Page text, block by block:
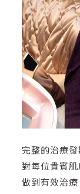
完整的治療
對每位貴賓
做到有效治療